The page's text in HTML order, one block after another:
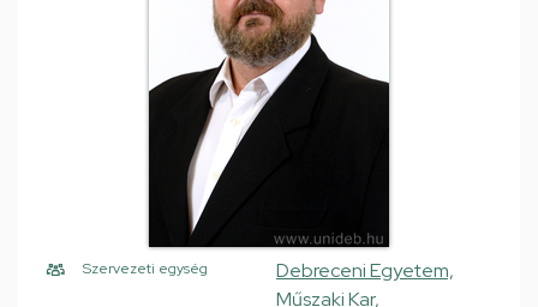
Szervezeti egység
Debreceni Egyetem,
Műszaki Kar,